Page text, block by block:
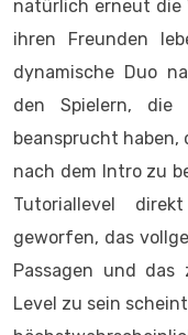
natürlich erneut die
ihren Freunden
dynamische Duo
den Spielern,
beansprucht haben,
nach dem Intro zu
Tutoriallevel
geworfen, das
Passagen und
Level zu sein